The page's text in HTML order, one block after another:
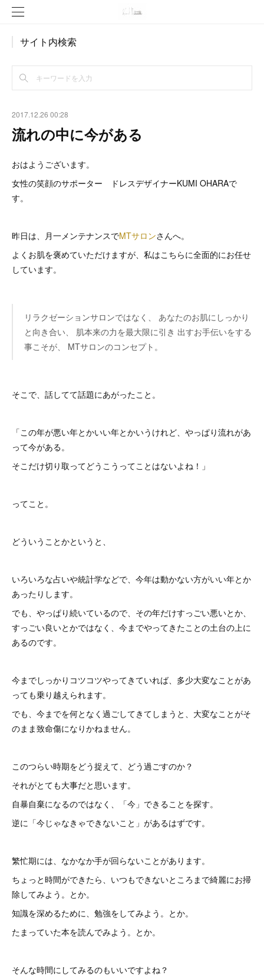
サイト内検索
2017.12.26 00:28
流れの中に今がある
おはようございます。
女性の笑顔のサポーター ドレスデザイナーKUMI OHARAで
す。
昨日は、月一メンテナンスでMTサロンさんへ。
よくお肌を褒めていただけますが、私はこちらに全面的にお任せ
しています。
リラクゼーションサロンではなく、 あなたのお肌にしっかり
と向き合い、 肌本来の力を最大限に引き 出すお手伝いをする
事こそが、 MTサロンのコンセプト。
そこで、話してて話題にあがったこと。
「この年が悪い年とかいい年とかいうけれど、やっぱり流れがあ
って今がある。
そこだけ切り取ってどうこうってことはないよね！」
ってこと。
どういうことかというと、
いろいろな占いや統計学などで、今年は動かない方がいい年とか
あったりします。
でも、やっぱり続いているので、その年だけすっごい悪いとか、
すっごい良いとかではなく、今までやってきたことの土台の上に
あるのです。
今までしっかりコツコツやってきていれば、多少大変なことがあ
っても乗り越えられます。
でも、今までを何となく過ごしてきてしまうと、大変なことがそ
のまま致命傷になりかねません。
このつらい時期をどう捉えて、どう過ごすのか？
それがとても大事だと思います。
自暴自棄になるのではなく、「今」できることを探す。
逆に「今じゃなきゃできないこと」があるはずです。
繁忙期には、なかなか手が回らないことがあります。
ちょっと時間ができたら、いつもできないところまで綺麗にお掃
除してみよう。とか。
知識を深めるために、勉強をしてみよう。とか。
たまっていた本を読んでみよう。とか。
そんな時間にしてみるのもいいですよね？